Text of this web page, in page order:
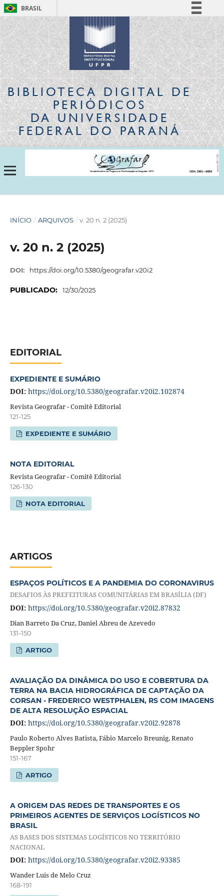
BRASIL
Simplifique!
Comunica BR
Participe
Acesso à informação
Legislação
Canais
BIBLIOTECA DIGITALDE
PERIÓDICOS
DA UNIVERSIDADE
FEDERAL DO PARANÁ
INÍCIO / ARQUIVOS / v. 20 n. 2 (2025)
v. 20 n. 2 (2025)
DOI: https://doi.org/10.5380/geografar.v20i2
PUBLICADO: 12/30/2025
EDITORIAL
EXPEDIENTE E SUMÁRIO
DOI: https://doi.org/10.5380/geografar.v20i2.102874
Revista Geografar - Comitê Editorial
121-125
EXPEDIENTE E SUMÁRIO
NOTA EDITORIAL
Revista Geografar - Comitê Editorial
126-130
NOTA EDITORIAL
ARTIGOS
ESPAÇOS POLÍTICOS E A PANDEMIA DO CORONAVIRUS
DESAFIOS ÀS PREFEITURAS COMUNITÁRIAS EM BRASÍLIA (DF)
DOI: https://doi.org/10.5380/geografar.v20i2.87832
Dian Barreto Da Cruz, Daniel Abreu de Azevedo
131-150
ARTIGO
AVALIAÇÃO DA DINÂMICA DO USO E COBERTURA DA
TERRA NA BACIA HIDROGRÁFICA DE CAPTAÇÃO DA
CORSAN - FREDERICO WESTPHALEN, RS COM IMAGENS
DE ALTA RESOLUÇÃO ESPACIAL
DOI: https://doi.org/10.5380/geografar.v20i2.92878
Paulo Roberto Alves Batista, Fábio Marcelo Breunig, Renato
Beppler Spohr
151-167
ARTIGO
A ORIGEM DAS REDES DE TRANSPORTES E OS
PRIMEIROS AGENTES DE SERVIÇOS LOGÍSTICOS NO
BRASIL
AS BASES DOS SISTEMAS LOGÍSTICOS NO TERRITÓRIO
NACIONAL
DOI: https://doi.org/10.5380/geografar.v20i2.93385
Wander Luis de Melo Cruz
168-191